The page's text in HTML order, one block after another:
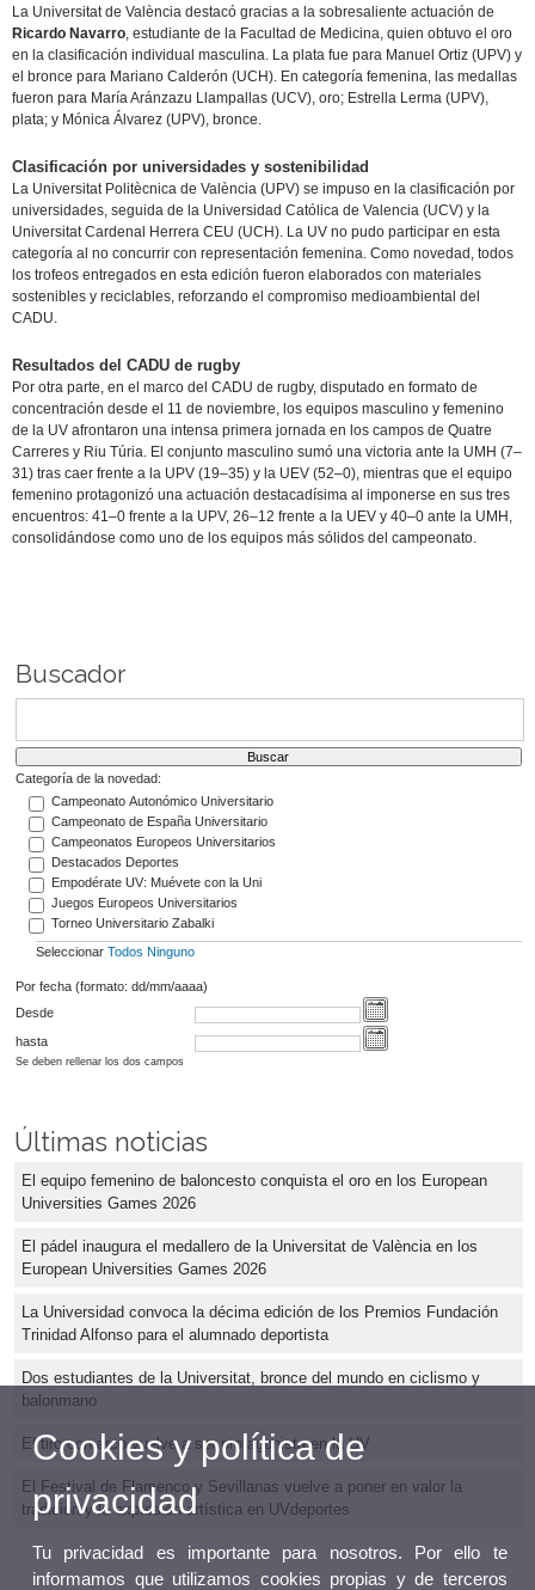
La Universitat de València destacó gracias a la sobresaliente actuación de
Ricardo Navarro, estudiante de la Facultad de Medicina, quien obtuvo el oro
en la clasificación individual masculina. La plata fue para Manuel Ortiz (UPV) y
el bronce para Mariano Calderón (UCH). En categoría femenina, las medallas
fueron para María Aránzazu Llampallas (UCV), oro; Estrella Lerma (UPV),
plata; y Mónica Álvarez (UPV), bronce.
Clasificación por universidades y sostenibilidad
La Universitat Politècnica de València (UPV) se impuso en la clasificación por
universidades, seguida de la Universidad Católica de Valencia (UCV) y la
Universitat Cardenal Herrera CEU (UCH). La UV no pudo participar en esta
categoría al no concurrir con representación femenina. Como novedad, todos
los trofeos entregados en esta edición fueron elaborados con materiales
sostenibles y reciclables, reforzando el compromiso medioambiental del
CADU.
Resultados del CADU de rugby
Por otra parte, en el marco del CADU de rugby, disputado en formato de
concentración desde el 11 de noviembre, los equipos masculino y femenino
de la UV afrontaron una intensa primera jornada en los campos de Quatre
Carreres y Riu Túria. El conjunto masculino sumó una victoria ante la UMH (7–
31) tras caer frente a la UPV (19–35) y la UEV (52–0), mientras que el equipo
femenino protagonizó una actuación destacadísima al imponerse en sus tres
encuentros: 41–0 frente a la UPV, 26–12 frente a la UEV y 40–0 ante la UMH,
consolidándose como uno de los equipos más sólidos del campeonato.
Buscador
Categoría de la novedad:
Campeonato Autonómico Universitario
Campeonato de España Universitario
Campeonatos Europeos Universitarios
Destacados Deportes
Empodérate UV: Muévete con la Uni
Juegos Europeos Universitarios
Torneo Universitario Zabalki
Seleccionar Todos Ninguno
Por fecha (formato: dd/mm/aaaa)
Desde
hasta
Se deben rellenar los dos campos
Últimas noticias
El equipo femenino de baloncesto conquista el oro en los European
Universities Games 2026
El pádel inaugura el medallero de la Universitat de València en los
European Universities Games 2026
La Universidad convoca la décima edición de los Premios Fundación
Trinidad Alfonso para el alumnado deportista
Dos estudiantes de la Universitat, bronce del mundo en ciclismo y
balonmano
El tiro con arco vuelve a ser protagonista en la UV
El Festival de Flamenco y Sevillanas vuelve a poner en valor la
tradición y la expresión artística en UVdeportes
Cookies y política de
privacidad
Tu privacidad es importante para nosotros. Por ello te
informamos que utilizamos cookies propias y de terceros